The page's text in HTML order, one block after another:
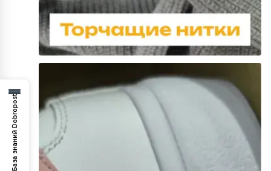
База знаний Dobropost